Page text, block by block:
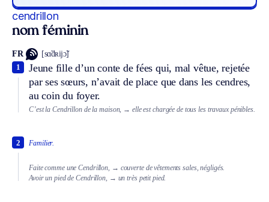
cendrillon
nom féminin
FR [sɑ̃dʀijɔ̃]
Jeune fille d’un conte de fées qui, mal vêtue, rejetée
par ses sœurs, n’avait de place que dans les cendres,
au coin du foyer.
1
C’est la Cendrillon de la maison, → elle est chargée de tous les travaux pénibles.
Familier.
2
Faite comme une Cendrillon, → couverte de vêtements sales, négligés.
Avoir un pied de Cendrillon, → un très petit pied.